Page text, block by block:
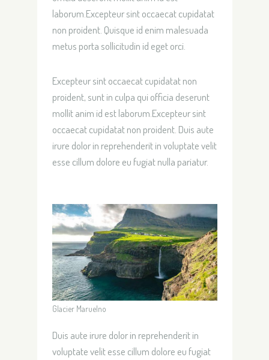
laborum.Excepteur sint occaecat cupidatat
non proident. Quisque id enim malesuada
metus porta sollicitudin id eget orci.
Excepteur sint occaecat cupidatat non
proident, sunt in culpa qui officia deserunt
mollit anim id est laborum.Excepteur sint
occaecat cupidatat non proident. Duis aute
irure dolor in reprehenderit in voluptate velit
esse cillum dolore eu fugiat nulla pariatur.
Glacier Maruelno
Duis aute irure dolor in reprehenderit in
voluptate velit esse cillum dolore eu fugiat